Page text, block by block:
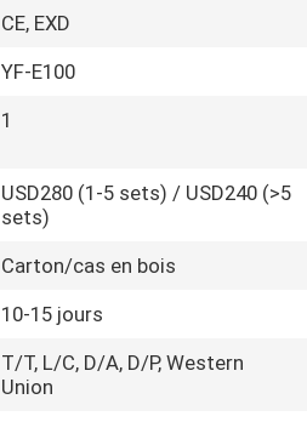
CE, EXD
YF-E100
1
USD280 (1-5 sets) / USD240 (>5
sets)
Carton/cas en bois
10-15 jours
T/T, L/C, D/A, D/P, Western
Union